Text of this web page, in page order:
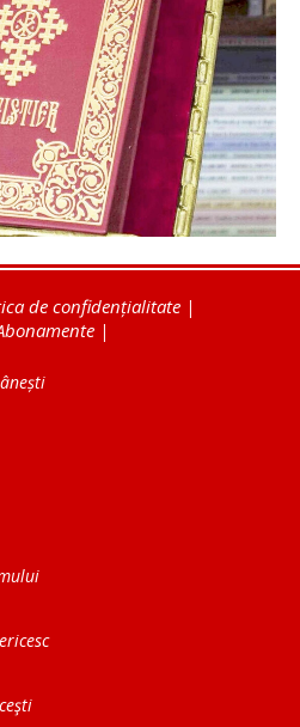
de confidențialitate |
|